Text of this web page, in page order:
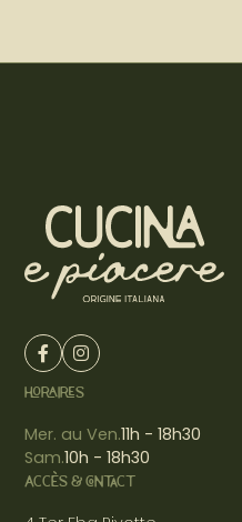
ACCÈS & CONTACT
HORAIRES
Mer. au Ven.11h - 18h30
Sam.10h - 18h30